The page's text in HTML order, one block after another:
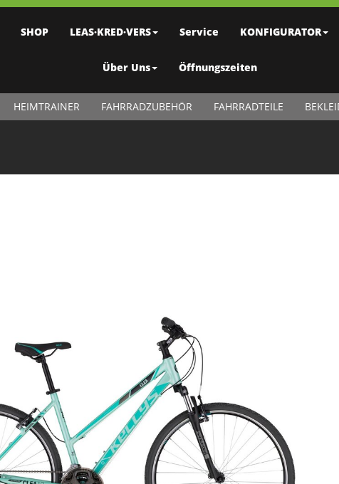
SHOP LEAS·KRED·VERS Service KONFIGURATOR
Über Uns Öffnungszeiten
HEIMTRAINER FAHRRADZUBEHÖR FAHRRADTEILE